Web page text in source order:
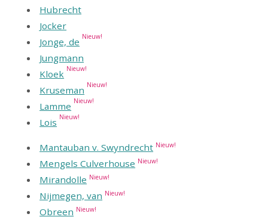
Hubrecht
Jocker
Jonge, de Nieuw!
Jungmann
Kloek Nieuw!
Kruseman Nieuw!
Lamme Nieuw!
Lois Nieuw!
Mantauban v. Swyndrecht Nieuw!
Mengels Culverhouse Nieuw!
Mirandolle Nieuw!
Nijmegen, van Nieuw!
Obreen Nieuw!